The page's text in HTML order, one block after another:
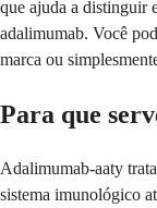
que ajuda a distinguir
adalimumab. Você
marca ou
Para que
Adalimumab-aaty
sistema imunológico